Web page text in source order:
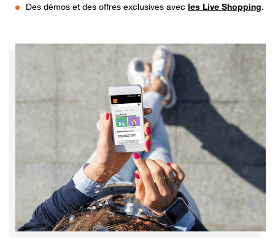
Des démos et des offres exclusives avec les Live Shopping.